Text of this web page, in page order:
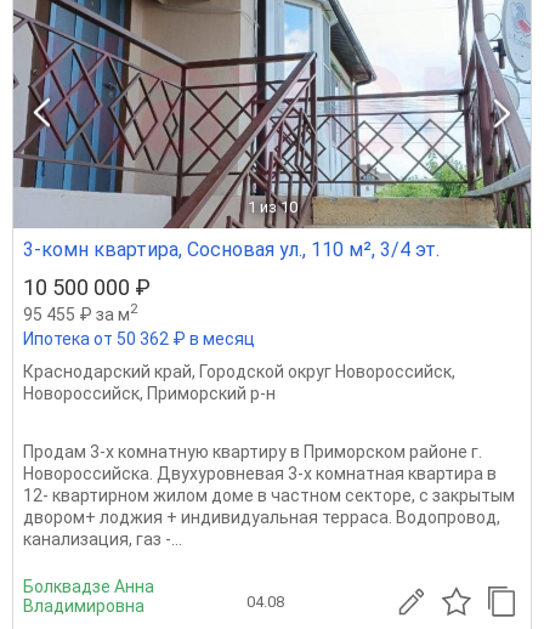
1 из 10
3-комн квартира, Сосновая ул., 110 м², 3/4 эт.
10 500 000 ₽
95 455 ₽ за м2
Ипотека от 50 362 ₽ в месяц
Краснодарский край, Городской округ Новороссийск,
Новороссийск, Приморский р-н
Продам 3-х комнатную квартиру в Приморском районе г.
Новороссийска. Двухуровневая 3-х комнатная квартира в
12- квартирном жилом доме в частном секторе, с закрытым
двором+ лоджия + индивидуальная терраса. Водопровод,
канализация, газ -...
Болквадзе Анна
Владимировна
04.08